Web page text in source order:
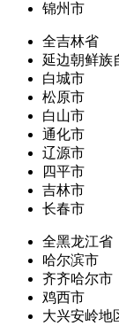
锦州市
全吉林省
延边朝鲜族
白城市
松原市
白山市
通化市
辽源市
四平市
吉林市
长春市
全黑龙江省
哈尔滨市
齐齐哈尔市
鸡西市
大兴安岭地